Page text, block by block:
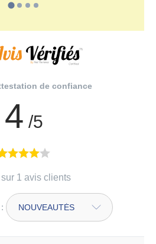
de confiance
4 /5
sur 1 avis clients